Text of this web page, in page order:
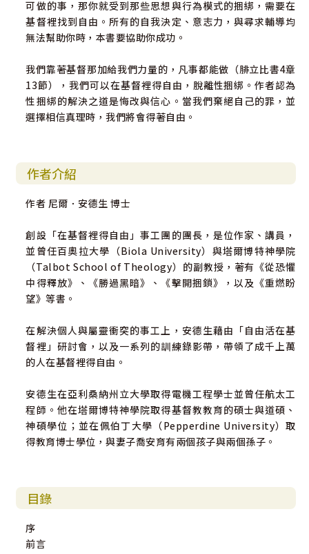
可做的事，那你就受到那些思想與行為模式的捆綁，需要在
基督裡找到自由。所有的自我決定、意志力，與尋求輔導均
無法幫助你時，本書要協助你成功。
我們靠著基督那加給我們力量的，凡事都能做（腓立比書4章
13節），我們可以在基督裡得自由，脫離性捆綁。作者認為
性捆綁的解決之道是悔改與信心。當我們棄絕自己的罪，並
選擇相信真理時，我們將會得著自由。
作者介紹
作者 尼爾．安德生 博士
創設「在基督裡得自由」事工團的團長，是位作家、講員，
並曾任百奧拉大學（Biola University）與塔爾博特神學院
（Talbot School of Theology）的副教授，著有《從恐懼
中得釋放》、《勝過黑暗》、《擊開捆鎖》，以及《重燃盼
望》等書。
在解決個人與屬靈衝突的事工上，安德生藉由「自由活在基
督裡」研討會，以及一系列的訓練錄影帶，帶領了成千上萬
的人在基督裡得自由。
安德生在亞利桑納州立大學取得電機工程學士並曾任航太工
程師。他在塔爾博特神學院取得基督教教育的碩士與道碩、
神碩學位；並在佩伯丁大學（Pepperdine University）取
得教育博士學位，與妻子喬安育有兩個孩子與兩個孫子。
目錄
序
前言